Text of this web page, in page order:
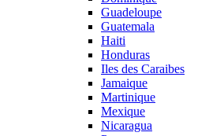
Guadeloupe
Guatemala
Haiti
Honduras
Iles des Caraibes
Jamaique
Martinique
Mexique
Nicaragua